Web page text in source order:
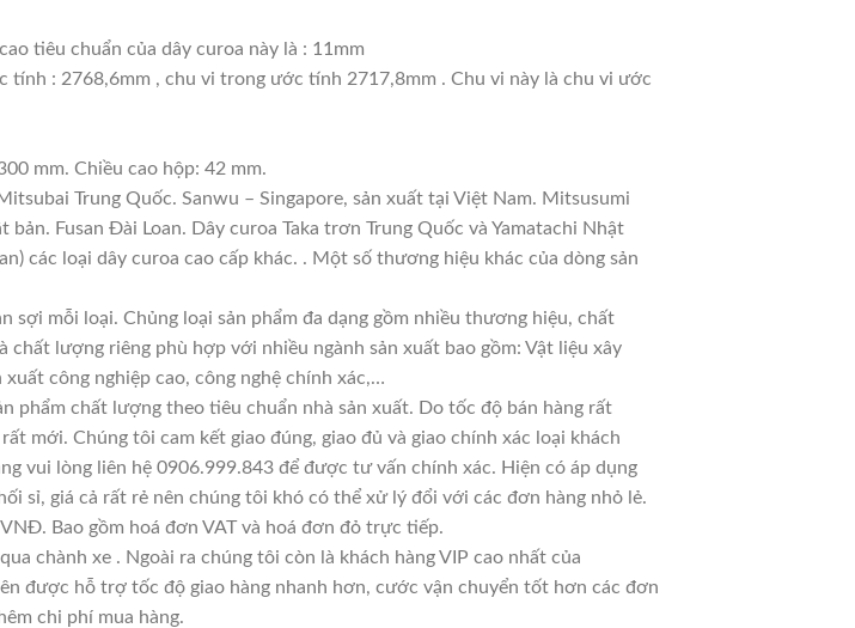
tiêu chuẩn của dây curoa này là : 11mm
: 2768,6mm , chu vi trong ước tính 2717,8mm . Chu vi này là chu vi ước
mm. Chiều cao hộp: 42 mm.
Trung Quốc. Sanwu – Singapore, sản xuất tại Việt Nam. Mitsusumi
Fusan Đài Loan. Dây curoa Taka trơn Trung Quốc và Yamatachi Nhật
các loại dây curoa cao cấp khác. . Một số thương hiệu khác của dòng sản
mỗi loại. Chủng loại sản phẩm đa dạng gồm nhiều thương hiệu, chất
lượng riêng phù hợp với nhiều ngành sản xuất bao gồm: Vật liệu xây
công nghiệp cao, công nghệ chính xác,…
phẩm chất lượng theo tiêu chuẩn nhà sản xuất. Do tốc độ bán hàng rất
mới. Chúng tôi cam kết giao đúng, giao đủ và giao chính xác loại khách
vui lòng liên hệ 0906.999.843 để được tư vấn chính xác. Hiện có áp dụng
sỉ, giá cả rất rẻ nên chúng tôi khó có thể xử lý đổi với các đơn hàng nhỏ lẻ.
Bao gồm hoá đơn VAT và hoá đơn đỏ trực tiếp.
chành xe . Ngoài ra chúng tôi còn là khách hàng VIP cao nhất của
được hỗ trợ tốc độ giao hàng nhanh hơn, cước vận chuyển tốt hơn các đơn
chi phí mua hàng.